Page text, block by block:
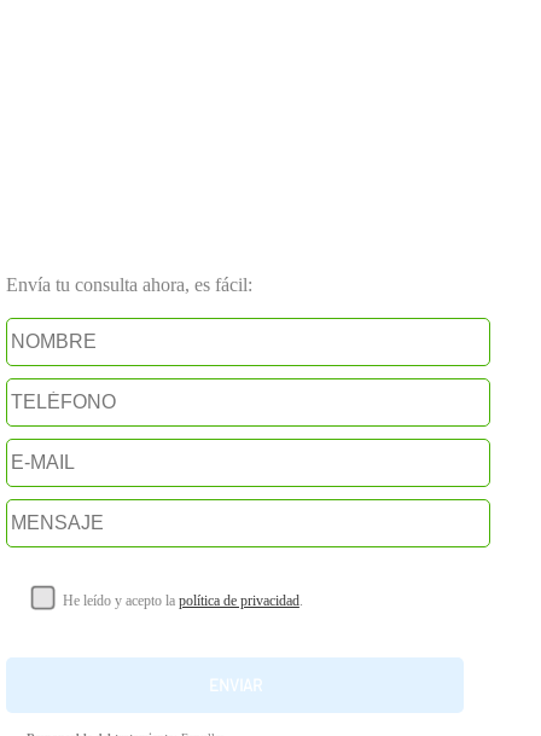
Envía tu consulta ahora, es fácil:
He leído y acepto la política de privacidad.